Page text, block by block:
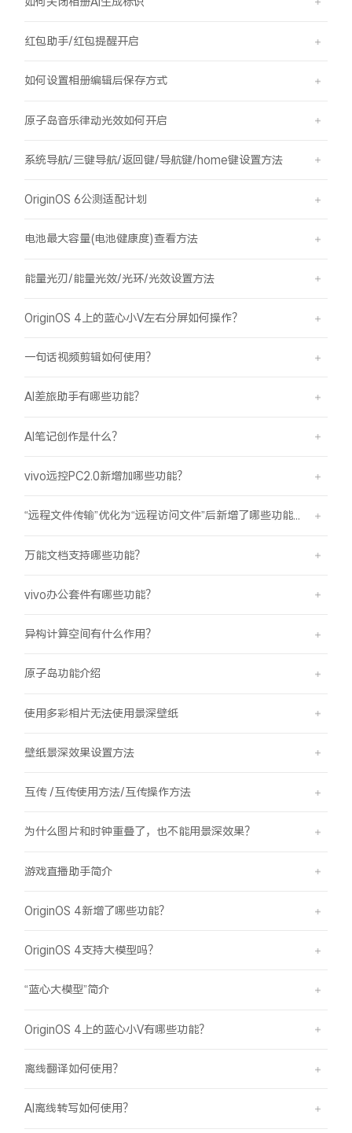
红包助手/红包提醒开启
如何设置相册编辑后保存方式
原子岛音乐律动光效如何开启
系统导航/三键导航/返回键/导航键/home键设置方法
OriginOS 6公测适配计划
电池最大容量(电池健康度)查看方法
能量光刃/能量光效/光环/光效设置方法
OriginOS 4上的蓝心小V左右分屏如何操作？
一句话视频剪辑如何使用？
AI差旅助手有哪些功能？
AI笔记创作是什么？
vivo远控PC2.0新增加哪些功能？
“远程文件传输”优化为“远程访问文件”后新增了哪些功能？
万能文档支持哪些功能？
vivo办公套件有哪些功能？
异构计算空间有什么作用？
原子岛功能介绍
使用多彩相片无法使用景深壁纸
壁纸景深效果设置方法
互传 /互传使用方法/互传操作方法
为什么图片和时钟重叠了，也不能用景深效果？
游戏直播助手简介
OriginOS 4新增了哪些功能？
OriginOS 4支持大模型吗？
“蓝心大模型”简介
OriginOS 4上的蓝心小V有哪些功能？
离线翻译如何使用？
AI离线转写如何使用？